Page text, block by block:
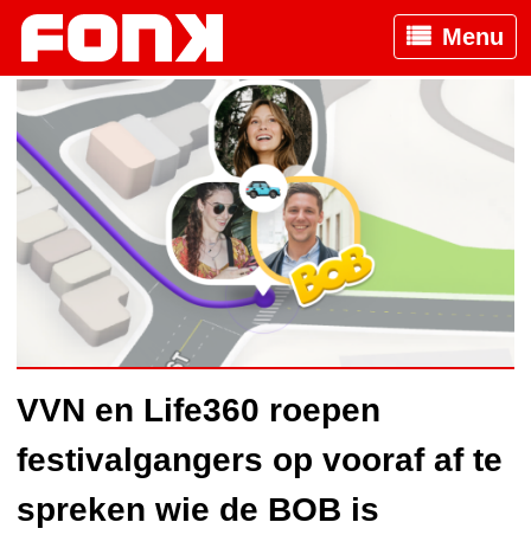
Menu
VVN en Life360 roepen
festivalgangers op vooraf af te
spreken wie de BOB is